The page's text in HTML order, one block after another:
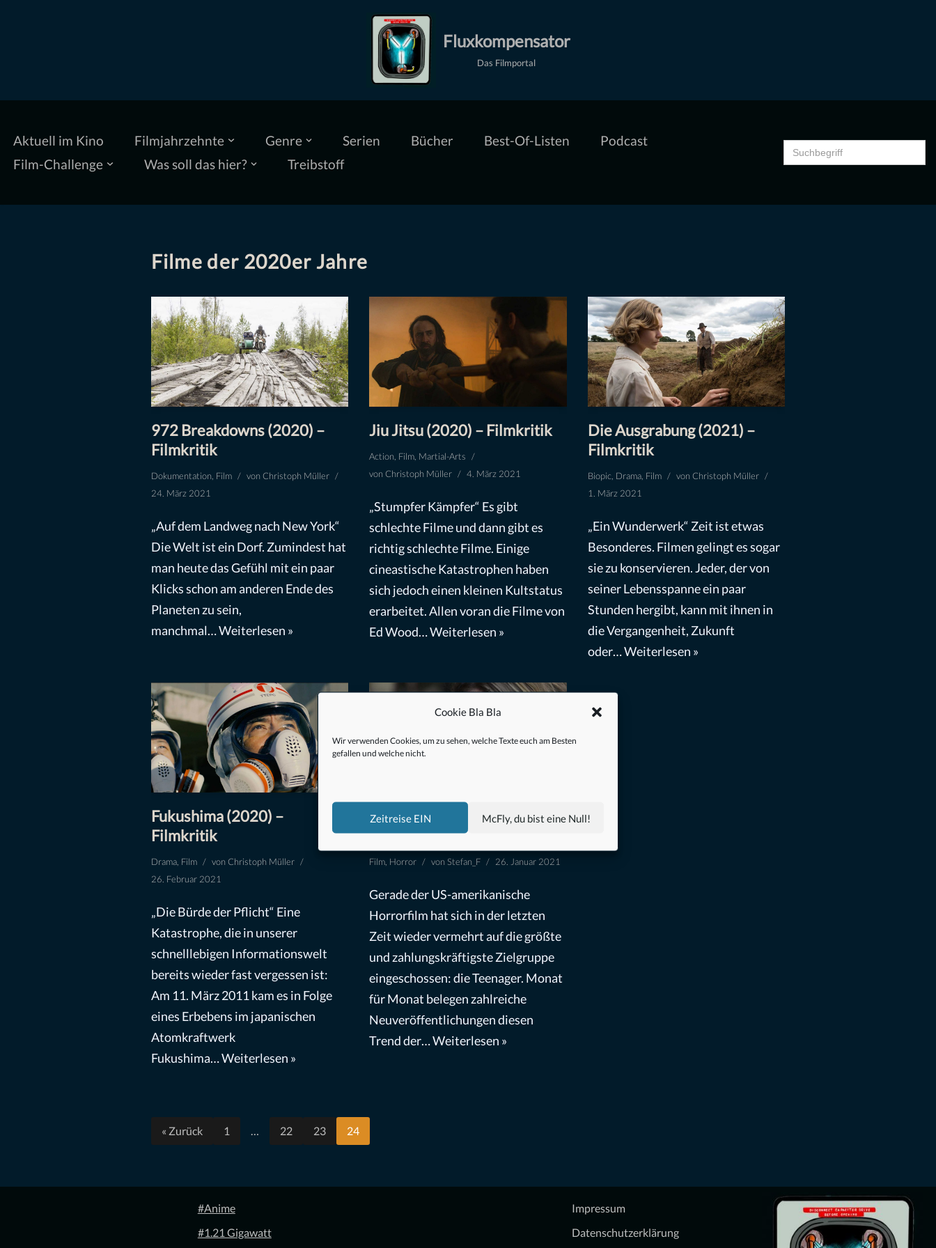
Cookie Bla Bla
Wir verwenden Cookies, um zu sehen, welche Texte euch am Besten
gefallen und welche nicht.
Zeitreise EIN McFly, du bist eine Null!
Fluxkompensator
Das Filmportal
Aktuell im Kino Filmjahrzehnte Genre Serien Bücher Best-Of-Listen
Podcast
Film-Challenge
Was soll das hier? Treibstoff
Search
for:
Filme der 2020er Jahre
972 Breakdowns (2020) –
Filmkritik
Dokumentation, Film vonChristoph Müller
24. März 2021
„Auf dem Landweg nach New York“
Die Welt ist ein Dorf. Zumindest hat
man heute das Gefühl mit ein paar
Klicks schon am anderen Ende des
Planeten zu sein,
manchmal…Weiterlesen »
Jiu Jitsu (2020) – Filmkritik
Action Film Martial-Arts
vonChristoph Müller 4. März 2021
„Stumpfer Kämpfer“ Es gibt
schlechte Filme und dann gibt es
richtig schlechte Filme. Einige
cineastische Katastrophen haben
sich jedoch einen kleinen Kultstatus
erarbeitet. Allen voran die Filme von
Ed Wood…Weiterlesen »
Die Ausgrabung (2021) –
Filmkritik
Biopic, Drama, Film vonChristoph Müller
1. März 2021
„Ein Wunderwerk“ Zeit ist etwas
Besonderes. Filmen gelingt es sogar
sie zu konservieren. Jeder, der von
seiner Lebensspanne ein paar
Stunden hergibt, kann mit ihnen in
die Vergangenheit, Zukunft
oder…Weiterlesen »
Fukushima (2020) –
Filmkritik
Drama, Film vonChristoph Müller
26. Februar 2021
„Die Bürde der Pflicht“ Eine
Katastrophe, die in unserer
schnelllebigen Informationswelt
bereits wieder fast vergessen ist:
Am 11. März 2011 kam es in Folge
eines Erbebens im japanischen
Atomkraftwerk
Fukushima…Weiterlesen »
Dreamkatcher (2020) –
Filmkritik
Film Horror vonStefan_F 26. Januar 2021
Gerade der US-amerikanische
Horrorfilm hat sich in der letzten
Zeit wieder vermehrt auf die größte
und zahlungskräftigste Zielgruppe
eingeschossen: die Teenager. Monat
für Monat belegen zahlreiche
Neuveröffentlichungen diesen
Trend der…Weiterlesen »
« Zurück 1 22 23 24
#Anime
#1.21 Gigawatt
Impressum
Datenschutzerklärung